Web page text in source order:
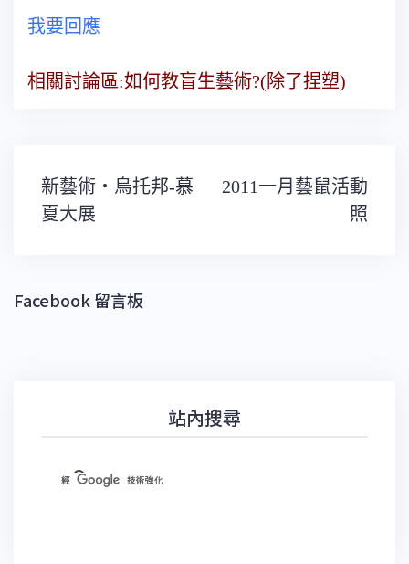
我要回應
相關討論區:如何教盲生藝術?(除了捏塑)
文
章
導
新藝術‧烏托邦-慕
夏大展
2011一月藝鼠活動
照
Facebook 留言板
站內搜尋